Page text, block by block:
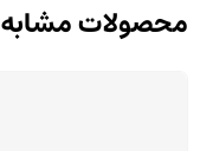
محصولات مشابه